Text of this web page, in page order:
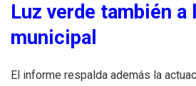
Luz verde también
municipal
El informe respalda además la